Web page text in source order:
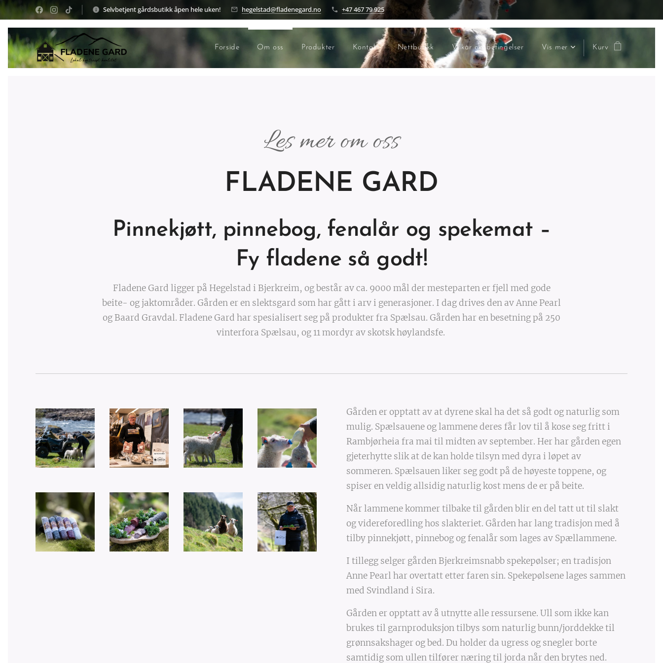
Selvbetjent gårdsbutikk åpen hele uken! hegelstad@fladenegard.no +47 467 79 925
Forside Om oss Produkter Kontakt Nettbutikk Vilkår og betingelser Vis mer Kurv
Les mer om oss
FLADENE GARD
Pinnekjøtt, pinnebog, fenalår og spekemat –
Fy fladene så godt!
Fladene Gard ligger på Hegelstad i Bjerkreim, og består av ca. 9000 mål der mesteparten er fjell med gode
beite- og jaktområder. Gården er en slektsgard som har gått i arv i generasjoner. I dag drives den av Anne Pearl
og Baard Gravdal. Fladene Gard har spesialisert seg på produkter fra Spælsau. Gården har en besetning på 250
vinterfora Spælsau, og 11 mordyr av skotsk høylandsfe.
Gården er opptatt av at dyrene skal ha det så godt og naturlig som
mulig. Spælsauene og lammene deres får lov til å kose seg fritt i
Rambjørheia fra mai til midten av september. Her har gården egen
gjeterhytte slik at de kan holde tilsyn med dyra i løpet av
sommeren. Spælsauen liker seg godt på de høyeste toppene, og
spiser en veldig allsidig naturlig kost mens de er på beite.
Når lammene kommer tilbake til gården blir en del tatt ut til slakt
og videreforedling hos slakteriet. Gården har lang tradisjon med å
tilby pinnekjøtt, pinnebog og fenalår som lages av Spællammene.
I tillegg selger gården Bjerkreimsnabb spekepølser; en tradisjon
Anne Pearl har overtatt etter faren sin. Spekepølsene lages sammen
med Svindland i Sira.
Gården er opptatt av å utnytte alle ressursene. Ull som ikke kan
brukes til garnproduksjon tilbys som naturlig bunn/jorddekke til
grønnsakshager og bed. Du holder da ugress og snegler borte
samtidig som ullen tilfører næring til jorda når den brytes ned.